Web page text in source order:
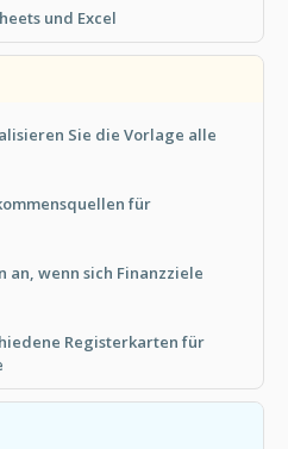
und Excel
Sie die Vorlage alle
für
an, wenn sich Finanzziele
Registerkarten für